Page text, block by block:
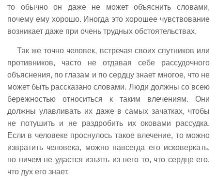
то обычно он даже не может объяснить словами,
почему ему хорошо. Иногда это хорошее чувствование
возникает даже при очень трудных обстоятельствах.
Так же точно человек, встречая своих спутников или
противников, часто не отдавая себе рассудочного
объяснения, по глазам и по сердцу знает многое, что не
может быть рассказано словами. Люди должны со всею
бережностью относиться к таким влечениям. Они
должны улавливать их даже в самых зачатках, чтобы
не потушить и не раздробить их оковами рассудка.
Если в человеке проснулось такое влечение, то можно
извратить человека, можно навсегда его исковеркать,
но ничем не удастся изъять из него то, что сердце его,
что дух его знает.